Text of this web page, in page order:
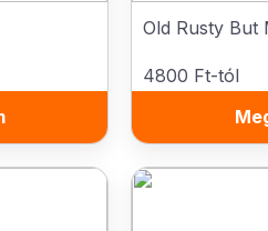
Old Rusty But
4800 Ft-tól